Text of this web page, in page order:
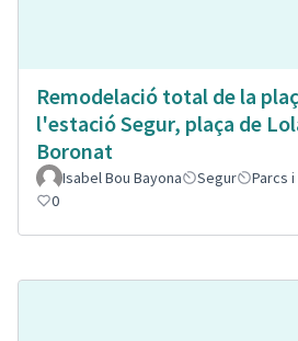
Remodelació total de la
l'estació Segur, plaça de
Boronat
Isabel Bou Bayona Segur Parcs
0